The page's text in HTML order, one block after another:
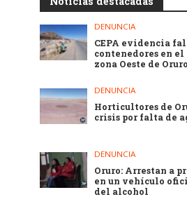
DENUNCIA
CEPA evidencia
contenedores en
zona Oeste de Oruro
DENUNCIA
Horticultores de
crisis por falta de
DENUNCIA
Oruro: Arrestan a
en un vehículo
del alcohol